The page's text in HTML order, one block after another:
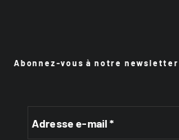
Abonnez-vous à notre newsletter